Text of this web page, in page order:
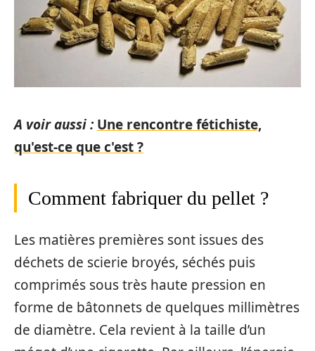
A voir aussi : Une rencontre fétichiste,
qu'est-ce que c'est ?
Comment fabriquer du pellet ?
Les matières premières sont issues des
déchets de scierie broyés, séchés puis
comprimés sous très haute pression en
forme de bâtonnets de quelques millimètres
de diamètre. Cela revient à la taille d’un